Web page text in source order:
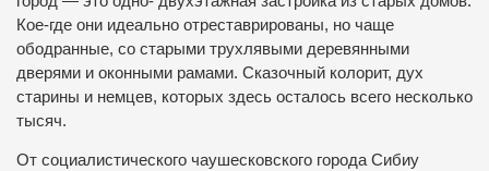
Кое-где они идеально отреставрированы, но чаще
ободранные, со старыми трухлявыми деревянными
дверями и оконными рамами. Сказочный колорит, дух
старины и немцев, которых здесь осталось всего несколько
тысяч.
От социалистического чаушесковского города Сибиу